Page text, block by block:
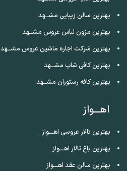
بهترین سالن زیبایی مشــهد
بهترین مزون لباس عروس مشــهد
بهترین شرکت اجاره ماشین عروس مشــهد
بهترین کافی شاپ مشــهد
بهترین کافه رستوران مشــهد
اهـــواز
بهترین تالار عروسی اهـــواز
بهترین باغ تالار اهـــواز
بهترین سالن عقد اهـــواز